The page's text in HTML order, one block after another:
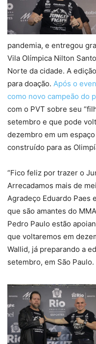
pandemia, e entregou
Vila Olímpica Nilton
Norte da cidade. A
para doação. Após o
como novo campeão do
com o PVT sobre seu
setembro e que pode
dezembro em um
construído para as
“Fico feliz por trazer o
Arrecadamos mais de
Agradeço Eduardo Paes
que são amantes do
Pedro Paulo estão
que voltaremos em
Wallid, já preparando a
setembro, em São Paulo.